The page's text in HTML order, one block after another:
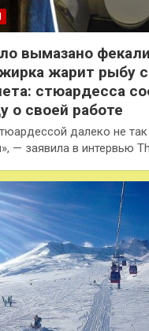
вымазано
жарит рыбу
стюардесса
о своей работе
далеко не
— заявила в интервью